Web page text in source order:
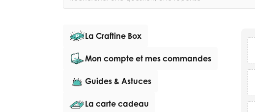
La Craftine Box
Mon compte et mes commandes
Guides & Astuces
La carte cadeau